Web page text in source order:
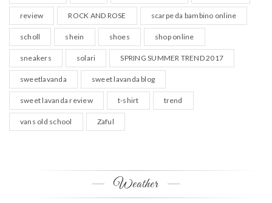
review ROCK AND ROSE scarpe da bambino online
scholl shein shoes shop online
sneakers solari SPRING SUMMER TREND 2017
sweetlavanda sweet lavanda blog
sweet lavanda review t-shirt trend
vans old school Zaful
Weather